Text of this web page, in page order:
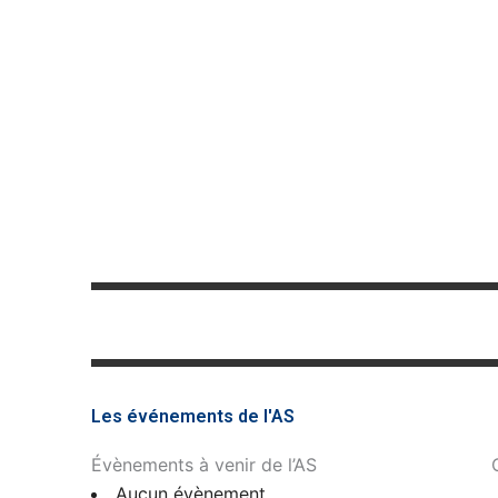
Les événements de l'AS
Évènements à venir de l’AS
Aucun évènement